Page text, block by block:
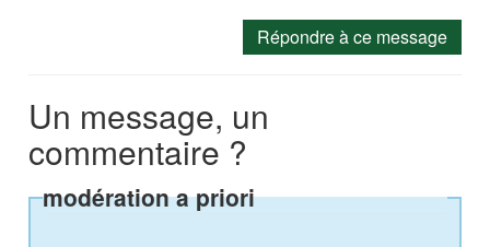
Répondre à ce message
Un message, un
commentaire ?
modération a priori